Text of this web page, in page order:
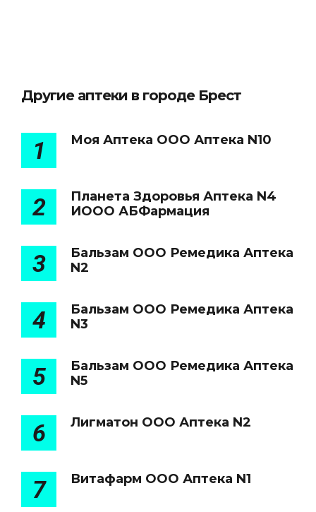
Другие аптеки в городе Брест
1 Моя Аптека ООО Аптека N10
2
Планета Здоровья Аптека N4
ИООО АБФармация
3
Бальзам ООО Ремедика Аптека
N2
4
Бальзам ООО Ремедика Аптека
N3
5
Бальзам ООО Ремедика Аптека
N5
6 Лигматон ООО Аптека N2
7 Витафарм ООО Аптека N1